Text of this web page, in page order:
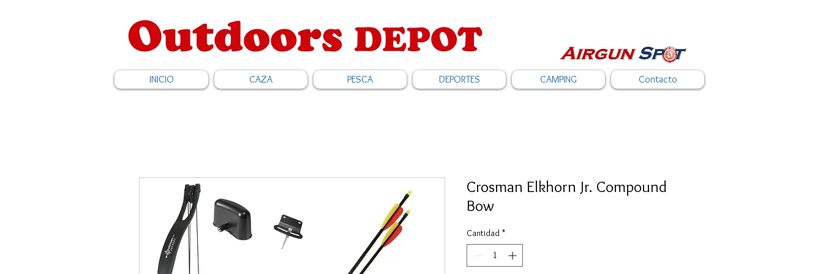
INICIO CAZA PESCA DEPORTES CAMPING Contacto
Crosman Elkhorn Jr. Compound
Bow
Cantidad *